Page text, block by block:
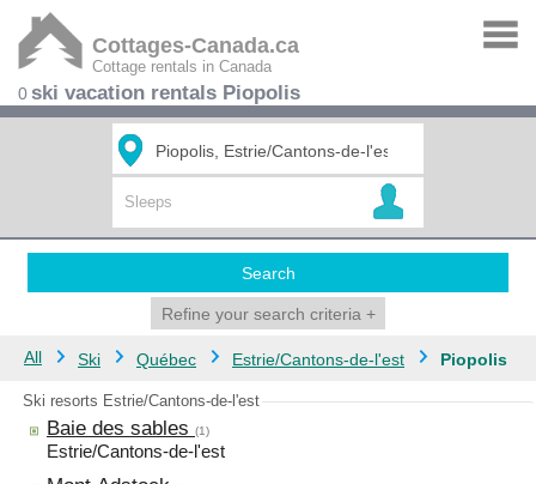
Cottages-Canada.ca
Cottage rentals in Canada
0ski vacation rentals Piopolis
Search
Refine your search criteria +
All Ski Québec Estrie/Cantons-de-l'est Piopolis
Ski resorts Estrie/Cantons-de-l'est
Baie des sables (1)
Estrie/Cantons-de-l'est